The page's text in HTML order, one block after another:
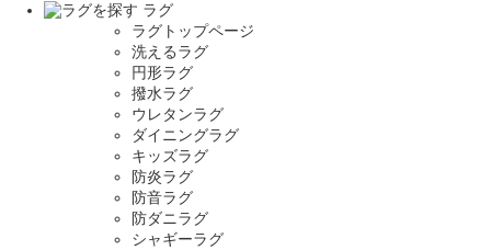
ラグ
ラグトップページ
洗えるラグ
円形ラグ
撥水ラグ
ウレタンラグ
ダイニングラグ
キッズラグ
防炎ラグ
防音ラグ
防ダニラグ
シャギーラグ